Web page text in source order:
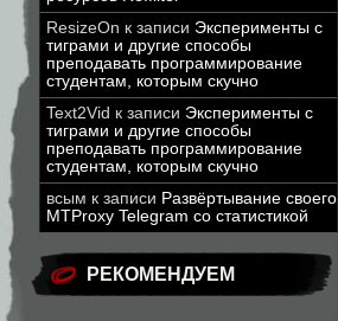
ResizeOn к записи Эксперименты с
тиграми и другие способы
преподавать программирование
студентам, которым скучно
Text2Vid к записи Эксперименты с
тиграми и другие способы
преподавать программирование
студентам, которым скучно
всым к записи Развёртывание своего
MTProxy Telegram со статистикой
РЕКОМЕНДУЕМ